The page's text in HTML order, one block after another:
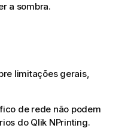
a sombra.
limitações gerais,
de rede não podem
do Qlik NPrinting.